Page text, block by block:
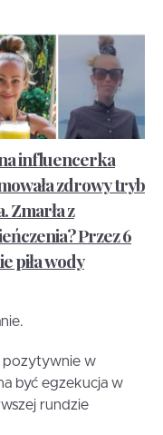
influencerka
zdrowy tryb
Zmarła z
Przez 6
piła wody
pozytywnie w
być egzekucja w
rundzie